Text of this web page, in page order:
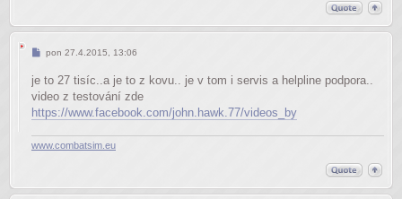
Příspěvek
pon 27.4.2015, 13:06
je to 27 tisíc..a je to z kovu.. je v tom i servis a helpline podpora..
video z testování zde
https://www.facebook.com/john.hawk.77/videos_by
www.combatsim.eu